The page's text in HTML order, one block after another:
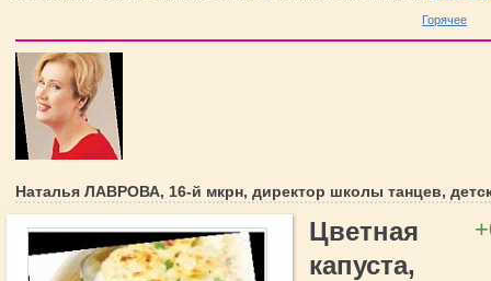
Горячее
Наталья ЛАВРОВА, 16-й мкрн, директор школы танцев,
Цветная
капуста,